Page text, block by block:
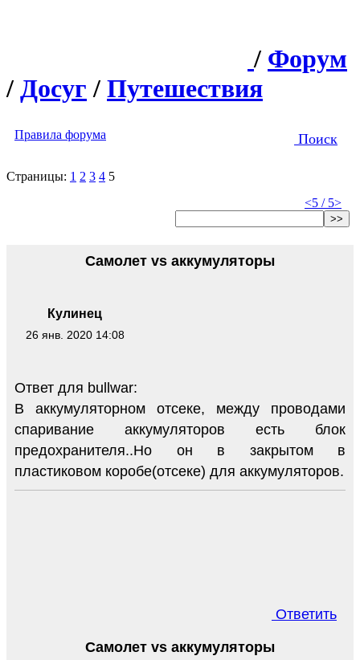
/ Форум
/ Досуг / Путешествия
Правила форума Поиск
Страницы: 1 2 3 4 5
<5 / 5>
>>
Кулинец
26 янв. 2020 14:08
Самолет vs аккумуляторы
Ответ для bullwar:
В аккумуляторном отсеке, между проводами
спаривание аккумуляторов есть блок
предохранителя..Но он в закрытом в
пластиковом коробе(отсеке) для аккумуляторов.
Ответить
Самолет vs аккумуляторы